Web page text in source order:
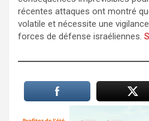
récentes attaques ont montré
volatile et nécessite une
forces de défense israéliennes.